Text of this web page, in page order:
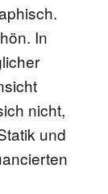
In
nicht,
und